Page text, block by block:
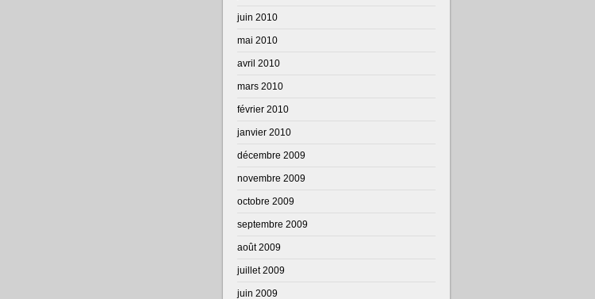
juin 2010
mai 2010
avril 2010
mars 2010
février 2010
janvier 2010
décembre 2009
novembre 2009
octobre 2009
septembre 2009
août 2009
juillet 2009
juin 2009